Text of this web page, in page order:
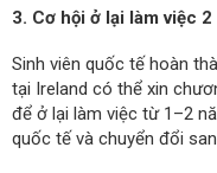
3. Cơ hội ở lại làm việc 2
Sinh viên quốc tế hoàn
tại Ireland có thể xin
để ở lại làm việc từ 1–2
quốc tế và chuyển đổi